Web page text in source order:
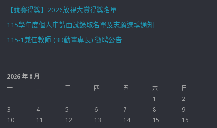
【競賽得獎】2026放視大賞得獎名單
115學年度個人申請面試錄取名單及志願選填通知
115-1兼任教師 (3D動畫專長) 徵聘公告
2026 年 8 月
一
二 三 四 五 六
日
1
2
3
4 5 6 7 8
9
10
11 12 13 14 15
16